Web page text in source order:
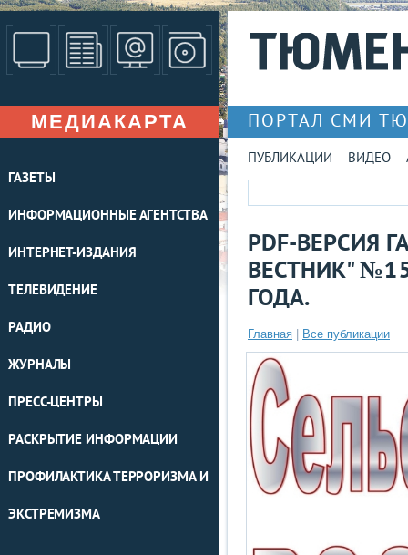
МЕДИАКАРТА
ГАЗЕТЫ
ИНФОРМАЦИОННЫЕ АГЕНТСТВА
ИНТЕРНЕТ-ИЗДАНИЯ
ТЕЛЕВИДЕНИЕ
РАДИО
ЖУРНАЛЫ
ПРЕСС-ЦЕНТРЫ
РАСКРЫТИЕ ИНФОРМАЦИИ
ПРОФИЛАКТИКА ТЕРРОРИЗМА И
ЭКСТРЕМИЗМА
ПОРТАЛ СМИ
ПУБЛИКАЦИИ ВИДЕО
PDF-ВЕРСИЯ
ВЕСТНИК"
ГОДА.
Главная Все публикации